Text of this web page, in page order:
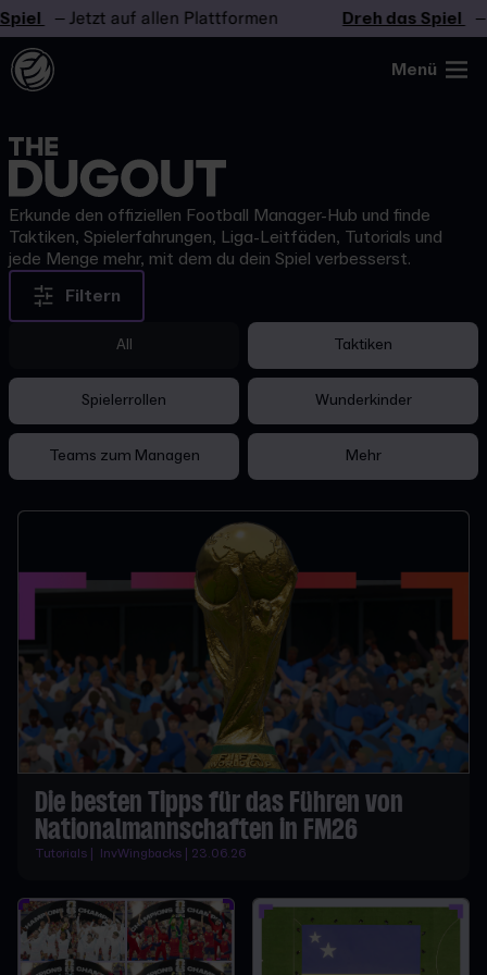
– Jetzt auf allen Plattformen Dreh das Spiel –
Menü
Erkunde den offiziellen Football Manager-Hub und finde
Taktiken, Spielerfahrungen, Liga-Leitfäden, Tutorials und
jede Menge mehr, mit dem du dein Spiel verbesserst.
Filtern
All Taktiken
Spielerrollen Wunderkinder
Teams zum Managen Mehr
Die besten Tipps für das Führen von
Nationalmannschaften in FM26
Tutorials | InvWingbacks | 23.06.26